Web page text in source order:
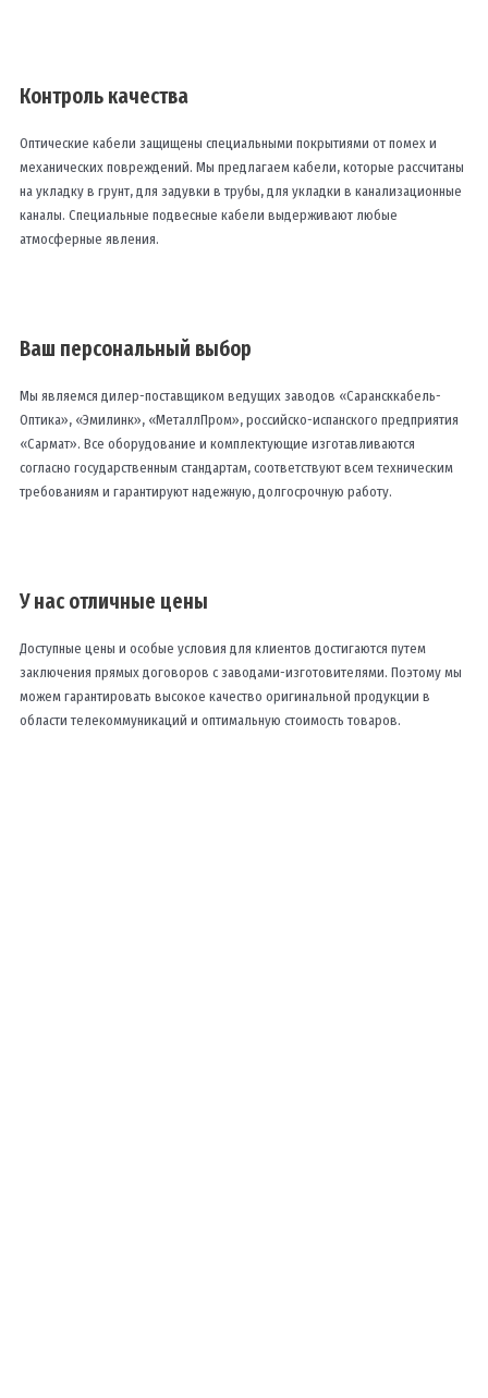
Контроль качества
Оптические кабели защищены специальными покрытиями от помех и
механических повреждений. Мы предлагаем кабели, которые рассчитаны
на укладку в грунт, для задувки в трубы, для укладки в канализационные
каналы. Специальные подвесные кабели выдерживают любые
атмосферные явления.
Ваш персональный выбор
Мы являемся дилер-поставщиком ведущих заводов «Сарансккабель-
Оптика», «Эмилинк», «МеталлПром», российско-испанского предприятия
«Сармат». Все оборудование и комплектующие изготавливаются
согласно государственным стандартам, соответствуют всем техническим
требованиям и гарантируют надежную, долгосрочную работу.
У нас отличные цены
Доступные цены и особые условия для клиентов достигаются путем
заключения прямых договоров с заводами-изготовителями. Поэтому мы
можем гарантировать высокое качество оригинальной продукции в
области телекоммуникаций и оптимальную стоимость товаров.